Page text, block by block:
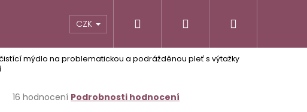
CZK Přihlášení
čistící mýdlo na problematickou a podrážděnou pleť s výtažky
Průměrné
16 hodnocení Podrobnosti hodnocení